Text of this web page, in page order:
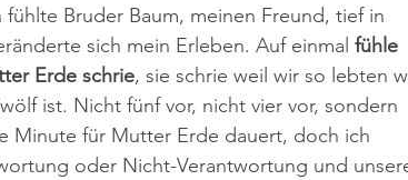
Bruder Baum, meinen Freund, tief in
sich mein Erleben. Auf einmal fühle
Erde schrie, sie schrie weil wir so lebten
ist. Nicht fünf vor, nicht vier vor, sondern
Minute für Mutter Erde dauert, doch ich
oder Nicht-Verantwortung und